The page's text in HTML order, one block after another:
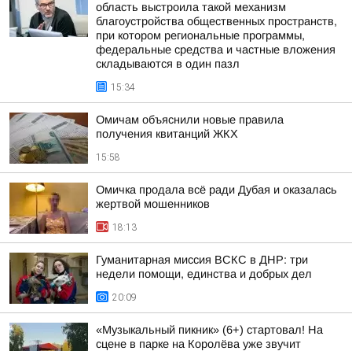
область выстроила такой механизм
благоустройства общественных пространств,
при котором региональные программы,
федеральные средства и частные вложения
складываются в один пазл
15:34
Омичам объяснили новые правила
получения квитанций ЖКХ
15:58
Омичка продала всё ради Дубая и оказалась
жертвой мошенников
18:13
Гуманитарная миссия ВСКС в ДНР: три
недели помощи, единства и добрых дел
20:09
«Музыкальный пикник» (6+) стартовал! На
сцене в парке на Королёва уже звучит